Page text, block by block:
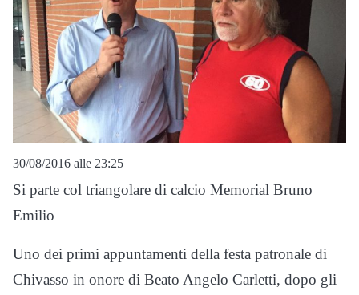
30/08/2016 alle 23:25
Si parte col triangolare di calcio Memorial Bruno
Emilio
Uno dei primi appuntamenti della festa patronale di
Chivasso in onore di Beato Angelo Carletti, dopo gli